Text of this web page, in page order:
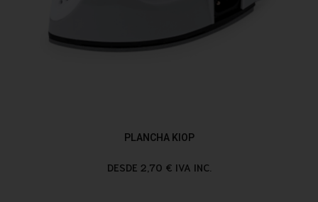
PLANCHA KIOP
DESDE 2,70 € IVA INC.